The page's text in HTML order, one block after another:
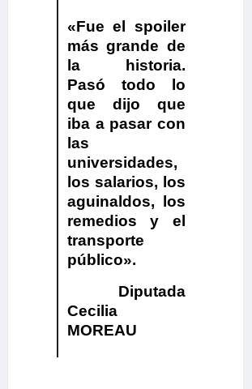
«Fue el spoiler
más grande de
la historia.
Pasó todo lo
que dijo que
iba a pasar con
las
universidades,
los salarios, los
aguinaldos, los
remedios y el
transporte
público».
Diputada
Cecilia
MOREAU